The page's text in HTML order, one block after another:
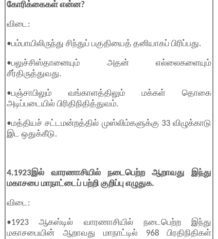
கோரிக்கைகள் என்ன?
விடை:
•பம்பாயிலிருந்து சிந்துப் பகுதியைத் தனியாகப் பிரிப்பது.
•பலுச்சிஸ்தானையும் அதன் எல்லைகளையும்
சீர்திருத்துவது.
•பஞ்சாபிலும் வங்காளத்திலும் மக்கள் தொகை
அடிப்படையில் பிரிதிநிதித்துவம்.
•மத்தியச் சட்டமன்றத்தில் முஸ்லிம்களுக்கு 33 விழுக்காடு
இட ஒதுக்கீடு.
4.1923இல் வாரணாசியில் நடைபெற்ற ஆறாவது இந்து
மகாசபை மாநாட்டைப் பற்றி குறிப்பு எழுதுக.
விடை:
•1923 ஆகஸ்டில் வாரணாசியில் நடைபெற்ற இந்து
மகாசபையின் ஆறாவது மாநாட்டில் 968 பிரதிநிதிகள்